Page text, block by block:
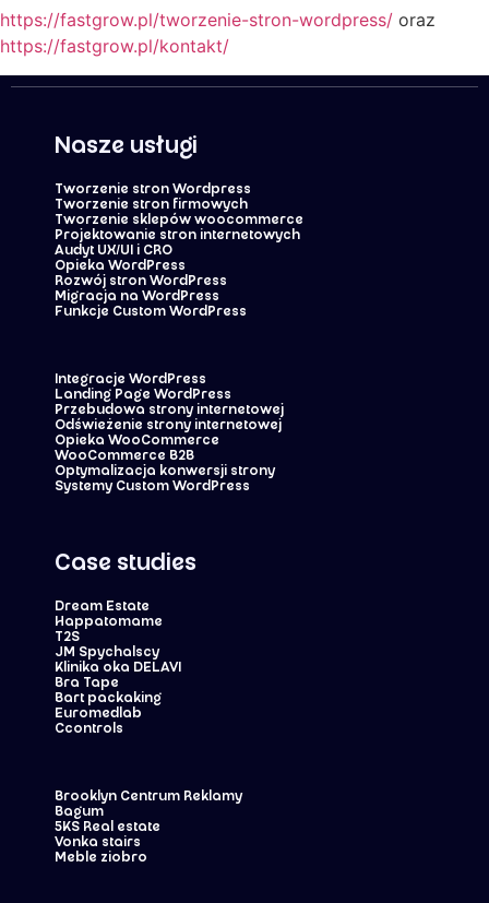
https://fastgrow.pl/tworzenie-stron-wordpress/ oraz
https://fastgrow.pl/kontakt/
Nasze usługi
Tworzenie stron Wordpress
Tworzenie stron firmowych
Tworzenie sklepów woocommerce
Projektowanie stron internetowych
Audyt UX/UI i CRO
Opieka WordPress
Rozwój stron WordPress
Migracja na WordPress
Funkcje Custom WordPress
Integracje WordPress
Landing Page WordPress
Przebudowa strony internetowej
Odświeżenie strony internetowej
Opieka WooCommerce
WooCommerce B2B
Optymalizacja konwersji strony
Systemy Custom WordPress
Case studies
Dream Estate
Happatomame
T2S
JM Spychalscy
Klinika oka DELAVI
Bra Tape
Bart packaking
Euromedlab
Ccontrols
Brooklyn Centrum Reklamy
Bagum
5KS Real estate
Vonka stairs
Meble ziobro